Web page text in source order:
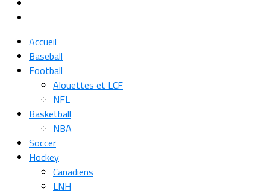
Accueil
Baseball
Football
Alouettes et LCF
NFL
Basketball
NBA
Soccer
Hockey
Canadiens
LNH